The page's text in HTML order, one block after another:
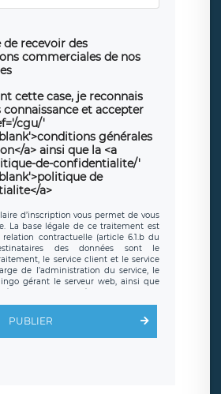
de recevoir des
commerciales de nos
cette case, je reconnais
et accepter
cgu/'
générales
a> ainsi que la <a
de-confidentialite/'
de
a>
d’inscription vous permet de vous
La base légale de ce traitement est
relation contractuelle (article 6.1.b du
des données sont le
le service client et le service
de l’administration du service, le
gérant le serveur web, ainsi que
autorisée. Le formulaire
sur un serveur hébergé par
clauses de
au RGPD
. Les données collectées
ce que l’Internaute en sollicite la
PUBLIER